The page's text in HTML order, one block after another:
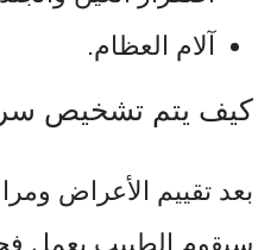
آلام العظام.
كيف يتم تشخيص
بعد تقييم الأعراض
سيقوم الطبيب بعمل